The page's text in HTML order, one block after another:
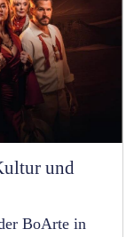
und
BoArte in